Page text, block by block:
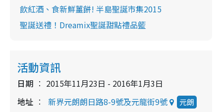
飲紅酒、食新鮮薑餅! 半島聖誕市集2015
聖誕送禮！Dreamix聖誕甜點禮品籃
活動資訊
日期
2015年11月23日 - 2016年1月3日
地址
新界元朗朗日路8-9號及元龍街9號 元朗